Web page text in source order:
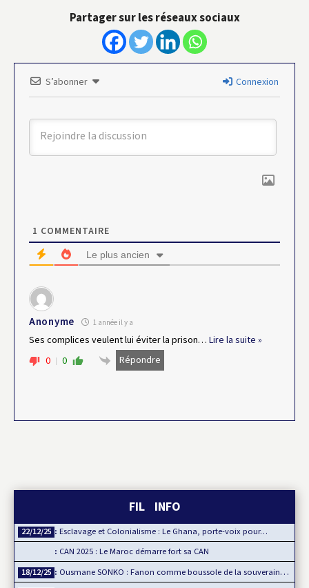
Partager sur les réseaux sociaux
S’abonner Connexion
1 COMMENTAIRE
Le plus ancien
Anonyme 1 année il y a
Ses complices veulent lui éviter la prison… Lire la suite »
0
0 Répondre
FIL INFO
22/12/25
Esclavage et Colonialisme : Le Ghana, porte-voix pour…
CAN 2025 : Le Maroc démarre fort sa CAN
18/12/25 Ousmane SONKO : Fanon comme boussole de la souveraineté…